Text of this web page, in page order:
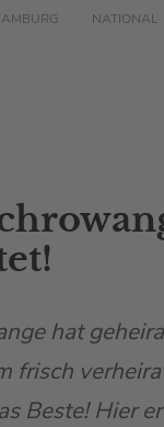
NATIONAL
hat
frisch
Beste! Hier